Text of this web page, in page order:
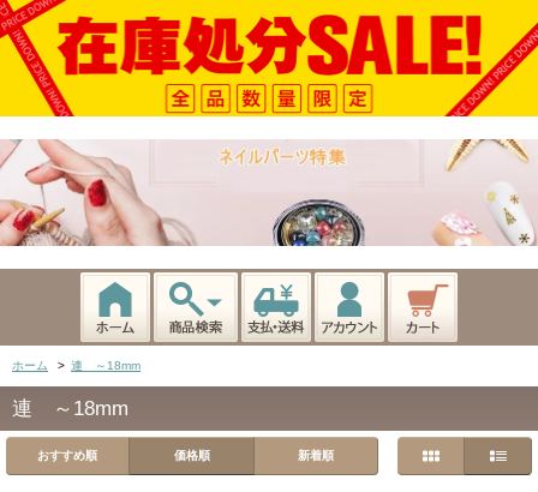
ホーム > 連 ～18mm
連 ～18mm
おすすめ順 価格順 新着順